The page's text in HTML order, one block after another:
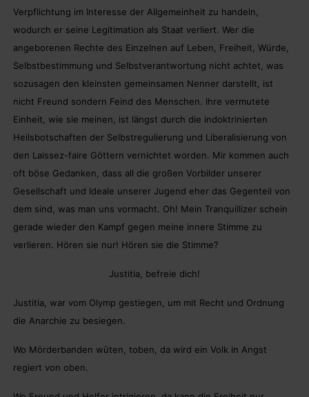
Verpflichtung im Interesse der Allgemeinheit zu handeln,
wodurch er seine Legitimation als Staat verliert. Wer die
angeborenen Rechte des Einzelnen auf Leben, Freiheit, Würde,
Selbstbestimmung und Selbstverantwortung nicht achtet, was
sozusagen den kleinsten gemeinsamen Nenner darstellt, ist
nicht Freund sondern Feind des Menschen. Ihre vermutete
Einheit, wie sie meinen, ist längst durch die indoktrinierten
Heilsbotschaften der Selbstregulierung und Liberalisierung von
den Laissez-faire Göttern vernichtet worden. Mir kommen auch
oft böse Gedanken, dass all die großen Vorbilder unserer
Gesellschaft und Ideale unserer Jugend eher das Gegenteil von
dem sind, was man uns vormacht. Oh! Mein Tranquillizer schein
gerade wieder den Kampf gegen meine innere Stimme zu
verlieren. Hören sie nur! Hören sie die Stimme?
Justitia, befreie dich!
Justitia, war vom Olymp gestiegen, um mit Recht und Ordnung
die Anarchie zu besiegen.
Wo Mörderbanden wüten, toben, da wird ein Volk in Angst
regiert von oben.